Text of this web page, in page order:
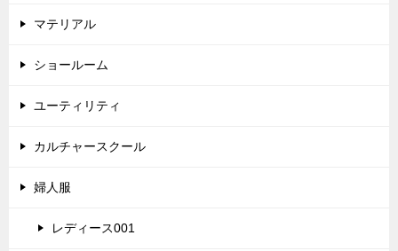
マテリアル
ショールーム
ユーティリティ
カルチャースクール
婦人服
レディース001